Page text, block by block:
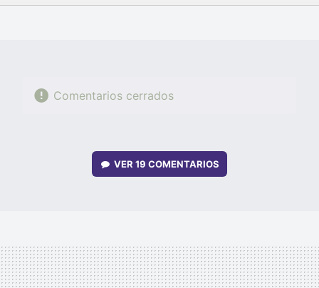
FACEBOOK
TWITTERFLIPBOARD
E-
WHATSAPP
Comentarios cerrados
VER 19 COMENTARIOS